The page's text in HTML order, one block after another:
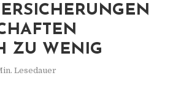
ZU WENIG
Lesedauer